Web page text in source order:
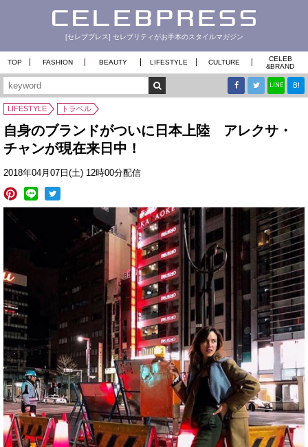
[セレブプレス] セレブリティがお手本のスタイルマガジン
TOP FASHION BEAUTY LIFESTYLE CULTURE
CELEB
&BRAND
LINE B!
LIFESTYLE トラベル
自身のブランドがついに日本上陸 アレクサ・
チャンが現在来日中！
2018年04月07日(土) 12時00分配信